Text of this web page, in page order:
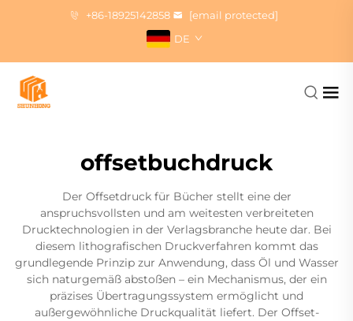
+86-18925142858
[email protected]
DE
offsetbuchdruck
Der Offsetdruck für Bücher stellt eine der
anspruchsvollsten und am weitesten verbreiteten
Drucktechnologien in der Verlagsbranche heute dar. Bei
diesem lithografischen Druckverfahren kommt das
grundlegende Prinzip zur Anwendung, dass Öl und Wasser
sich naturgemäß abstoßen – ein Mechanismus, der ein
präzises Übertragungssystem ermöglicht und
außergewöhnliche Druckqualität liefert. Der Offset-